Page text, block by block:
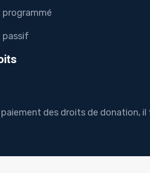
passif
paiement des droits de donation,